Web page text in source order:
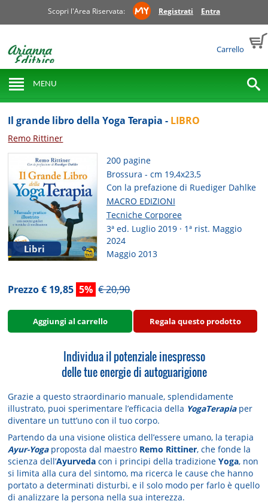
Scopri l'Area Riservata: Registrati Entra
Carrello
MENU
Il grande libro della Yoga Terapia - LIBRO
Remo Rittiner
Libri
200 pagine
Brossura - cm 19,4x23,5
Con la prefazione di Ruediger Dahlke
MACRO EDIZIONI
Tecniche Corporee
3ª ed. Luglio 2019 · 1ª rist. Maggio
2024
Maggio 2013
Prezzo € 19,85 5% € 20,90
Aggiungi al carrello Regala questo prodotto
Individua il potenziale inespresso
delle tue energie di autoguarigione
Grazie a questo straordinario manuale, splendidamente
illustrato, puoi sperimentare l’efficacia della YogaTerapiaper
diventare un tutt’uno con il tuo corpo.
Partendo da una visione olistica dell’essere umano, la terapia
Ayur-Yogaproposta dal maestro Remo Rittiner, che fonde la
scienza dell’Ayurveda con i principi della tradizioneYoga, non
si limita alla cura del sintomo, ma ricerca le cause che hanno
portato a determinati disturbi, e il solo modo per farlo è quello
di analizzare la persona nella sua interezza.